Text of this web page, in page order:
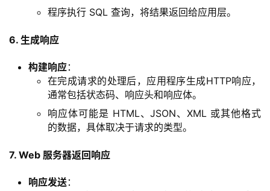
程序执行 SQL 查询，将结果返回给应用层。
6. 生成响应
构建响应：
在完成请求的处理后，应用程序生成HTTP响应，
通常包括状态码、响应头和响应体。
响应体可能是 HTML、JSON、XML 或其他格式
的数据，具体取决于请求的类型。
7. Web 服务器返回响应
响应发送：